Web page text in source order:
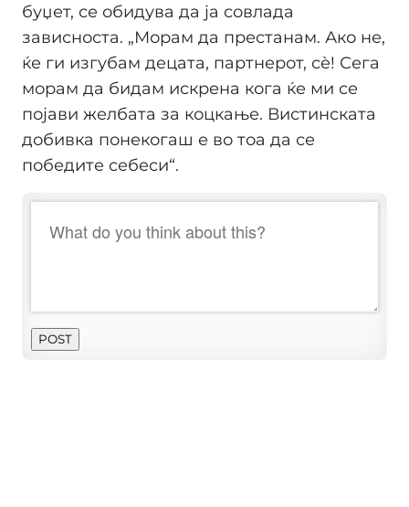
буџет, се обидува да ја совлада
зависноста. „Морам да престанам. Ако не,
ќе ги изгубам децата, партнерот, сѐ! Сега
морам да бидам искрена кога ќе ми се
појави желбата за коцкање. Вистинската
добивка понекогаш е во тоа да се
победите себеси“.
POST